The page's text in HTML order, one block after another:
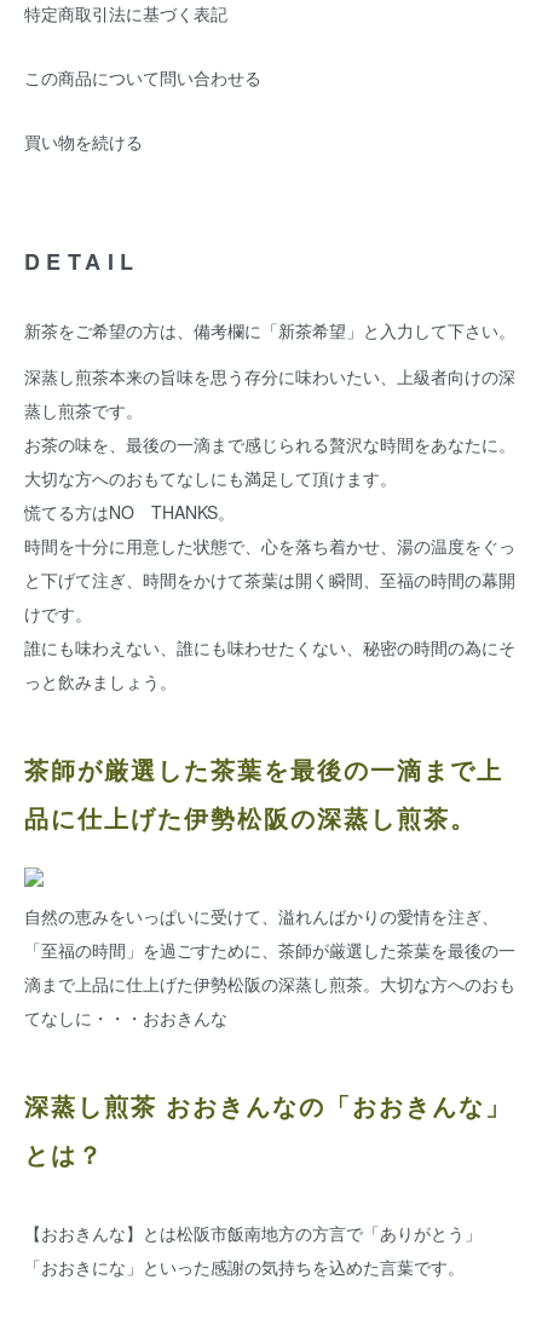
特定商取引法に基づく表記
この商品について問い合わせる
買い物を続ける
DETAIL
新茶をご希望の方は、備考欄に「新茶希望」と入力して下さい。
深蒸し煎茶本来の旨味を思う存分に味わいたい、上級者向けの深
蒸し煎茶です。
お茶の味を、最後の一滴まで感じられる贅沢な時間をあなたに。
大切な方へのおもてなしにも満足して頂けます。
慌てる方はNO THANKS。
時間を十分に用意した状態で、心を落ち着かせ、湯の温度をぐっ
と下げて注ぎ、時間をかけて茶葉は開く瞬間、至福の時間の幕開
けです。
誰にも味わえない、誰にも味わせたくない、秘密の時間の為にそ
っと飲みましょう。
茶師が厳選した茶葉を最後の一滴まで上
品に仕上げた伊勢松阪の深蒸し煎茶。
自然の恵みをいっぱいに受けて、溢れんばかりの愛情を注ぎ、
「至福の時間」を過ごすために、茶師が厳選した茶葉を最後の一
滴まで上品に仕上げた伊勢松阪の深蒸し煎茶。大切な方へのおも
てなしに・・・おおきんな
深蒸し煎茶 おおきんなの「おおきんな」
とは？
【おおきんな】とは松阪市飯南地方の方言で「ありがとう」
「おおきにな」といった感謝の気持ちを込めた言葉です。